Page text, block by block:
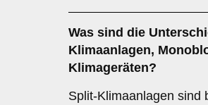
Was sind die
Klimaanlagen,
Klimageräten?
Split-Klimaanlagen sind